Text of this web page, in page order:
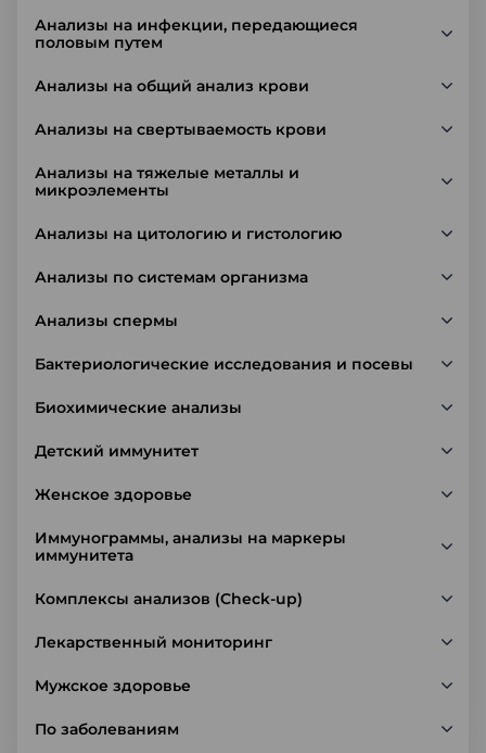
Анализы на инфекции, передающиеся
половым путем
Анализы на общий анализ крови
Анализы на свертываемость крови
Анализы на тяжелые металлы и
микроэлементы
Анализы на цитологию и гистологию
Анализы по системам организма
Анализы спермы
Бактериологические исследования и посевы
Биохимические анализы
Детский иммунитет
Женское здоровье
Иммунограммы, анализы на маркеры
иммунитета
Комплексы анализов (Check-up)
Лекарственный мониторинг
Мужское здоровье
По заболеваниям